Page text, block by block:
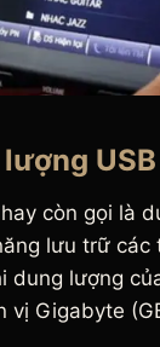
còn gọi là
lưu trữ các
dung lượng
vị Gigabyte